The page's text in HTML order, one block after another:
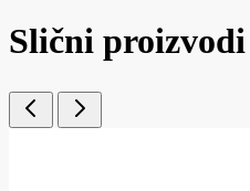
Slični proizvodi